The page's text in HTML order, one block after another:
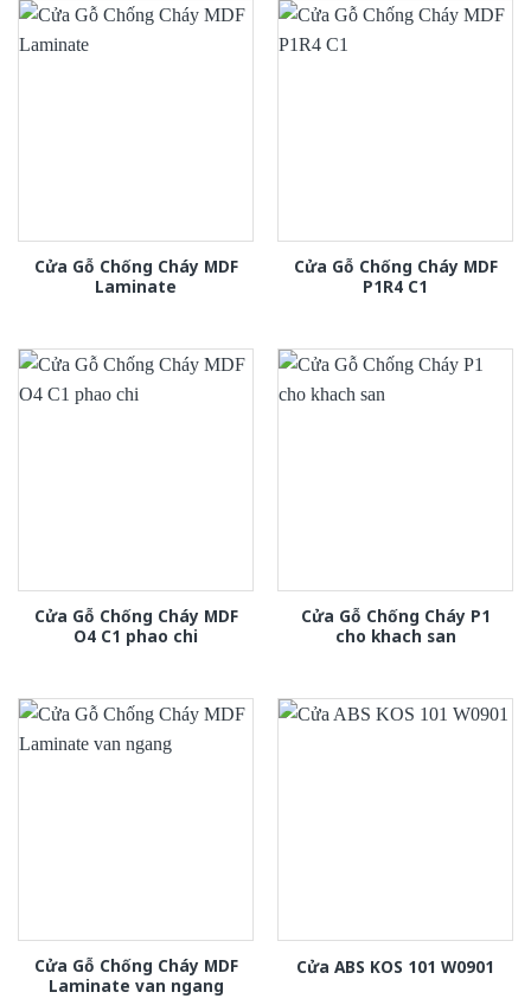
Cửa Gỗ Chống Cháy MDF
Laminate
Cửa Gỗ Chống Cháy MDF
P1R4 C1
Cửa Gỗ Chống Cháy MDF
O4 C1 phao chi
Cửa Gỗ Chống Cháy P1
cho khach san
Cửa Gỗ Chống Cháy MDF
Laminate van ngang
Cửa ABS KOS 101 W0901